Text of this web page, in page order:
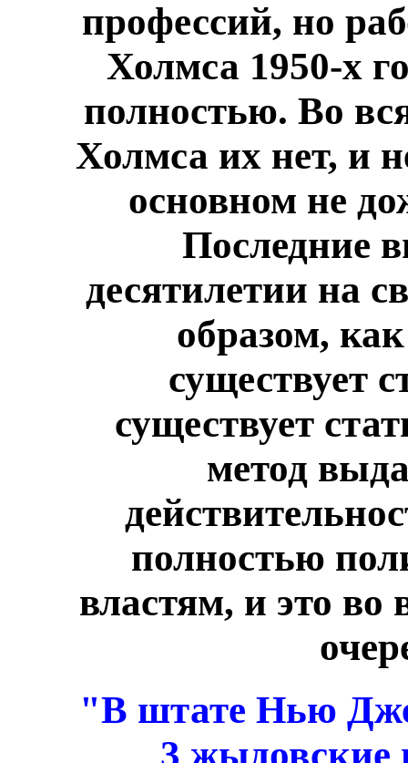
профессий, но
Холмса 1950-х
полностью. Во
Холмса их нет, и
основном не
Последние
десятилетии на
образом,
существует
существует
метод
полностью
властям, и это во
"В штате Нью
3